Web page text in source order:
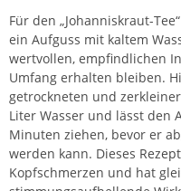
Für den „Johanniskraut-
ein Aufguss mit kaltem
wertvollen, empfindlichen
Umfang erhalten bleiben.
getrockneten und
Liter Wasser und lässt den
Minuten ziehen, bevor er
werden kann. Dieses Rezept
Kopfschmerzen und hat